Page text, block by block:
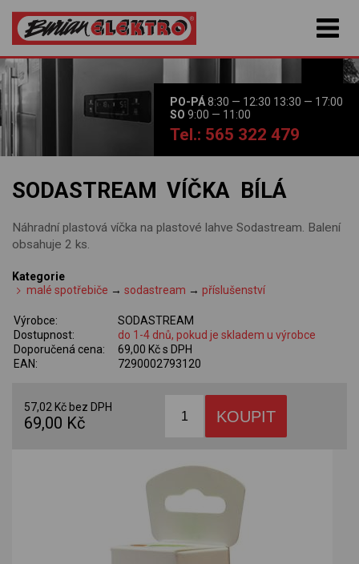
PO-PÁ8:30 — 12:30 13:30 — 17:00
SO 9:00 — 11:00
Tel.: 565 322 479
SODASTREAM VÍČKA BÍLÁ
Náhradní plastová víčka na plastové lahve Sodastream. Balení
obsahuje 2 ks.
Kategorie
malé spotřebiče →sodastream →příslušenství
Výrobce:
SODASTREAM
Dostupnost:
do 1-4 dnů, pokud je skladem u výrobce
Doporučená cena:
69,00 Kč s DPH
EAN:
7290002793120
57,02 Kč bez DPH
69,00 Kč